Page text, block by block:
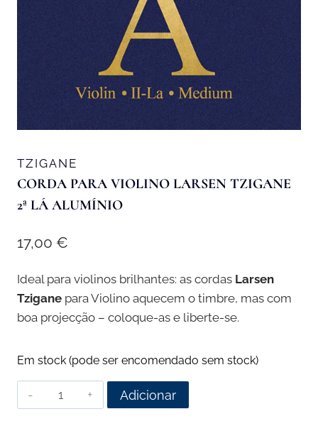
TZIGANE
CORDA PARA VIOLINO LARSEN TZIGANE
2ª LÁ ALUMÍNIO
17,00 €
Ideal para violinos brilhantes: as cordas Larsen
Tzigane para Violino aquecem o timbre, mas com
boa projecção – coloque-as e liberte-se.
Em stock (pode ser encomendado sem stock)
Quantidade
de
Adicionar